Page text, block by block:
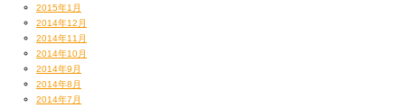
2015年1月
2014年12月
2014年11月
2014年10月
2014年9月
2014年8月
2014年7月